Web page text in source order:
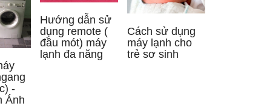
-
Ánh
Hướng dẫn sử
dụng remote (
đầu mót) máy
lạnh đa năng
Cách sử dụng
máy lạnh cho
trẻ sơ sinh